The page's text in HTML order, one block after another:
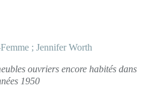
ouvriers encore habités dans
1950